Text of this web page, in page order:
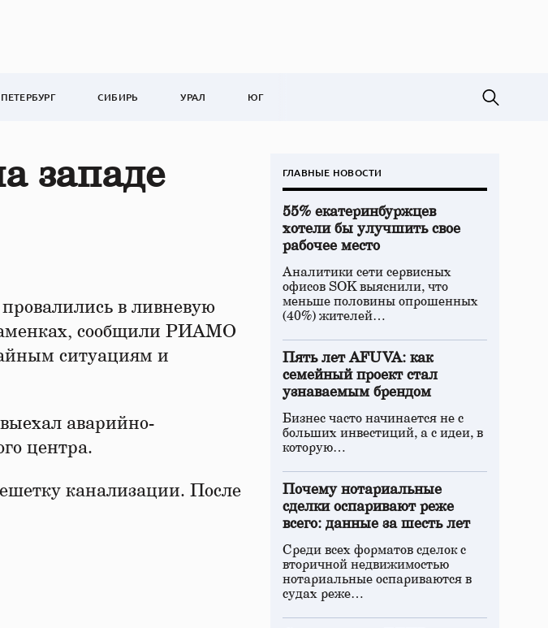
ПЕТЕРБУРГ СИБИРЬ УРАЛ ЮГ
западе
провалились в ливневую
сообщили РИАМО
ситуациям и
аварийно-
центра.
канализации. После
ГЛАВНЫЕ НОВОСТИ
55% екатеринбуржцев
хотели бы улучшить свое
рабочее место
Аналитики сети сервисных
офисов SOK выяснили, что
меньше половины опрошенных
(40%) жителей…
Пять лет AFUVA: как
семейный проект стал
узнаваемым брендом
Бизнес часто начинается не с
больших инвестиций, а с идеи, в
которую…
Почему нотариальные
сделки оспаривают реже
всего: данные за шесть лет
Среди всех форматов сделок с
вторичной недвижимостью
нотариальные оспариваются в
судах реже…